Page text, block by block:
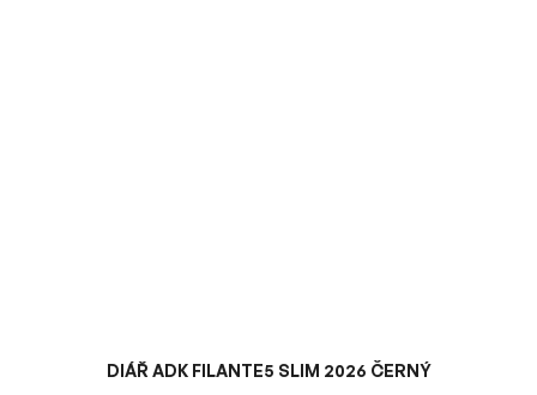
DIÁŘ ADK FILANTE5 SLIM 2026 ČERNÝ